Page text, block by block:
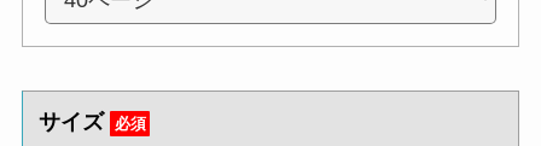
サイズ 必須